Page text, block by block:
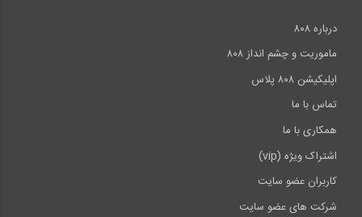
درباره ۸۰۸
ماموریت و چشم انداز ۸۰۸
اپلیکیشن ۸۰۸ پلاس
تماس با ما
همکاری با ما
اشتراک ویژه (vip)
کاربران عضو سایت
شرکت های عضو سایت